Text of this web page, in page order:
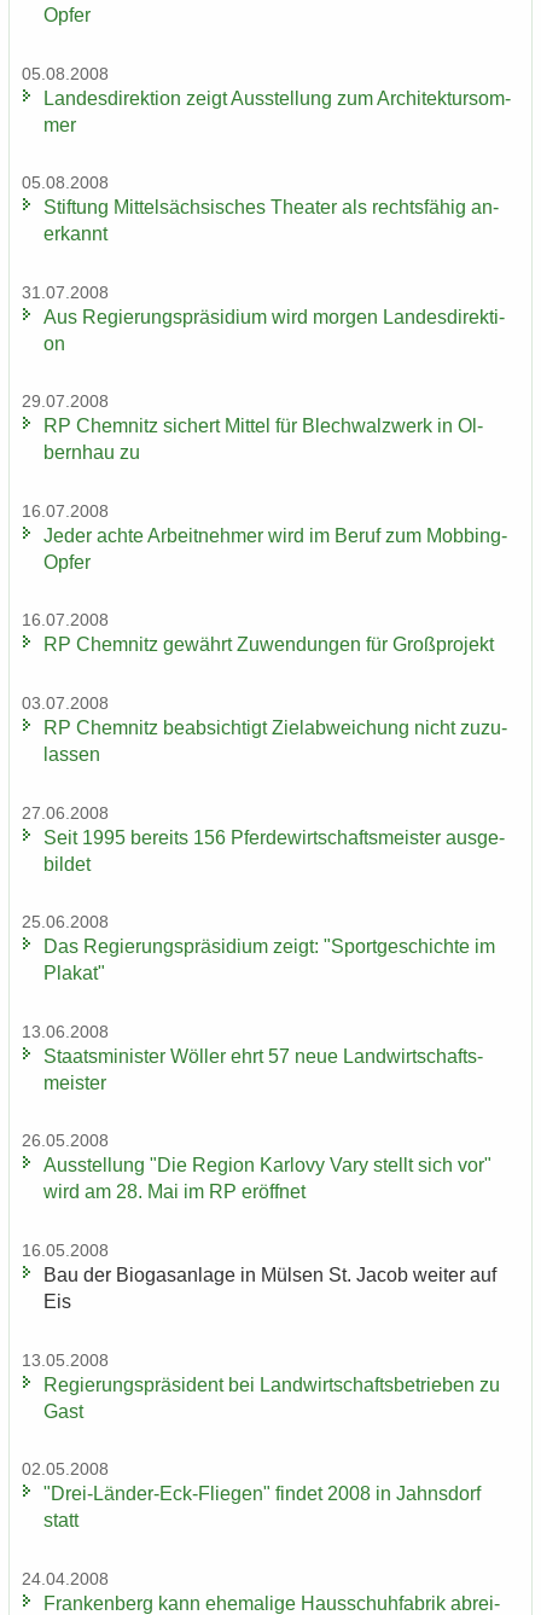
Opfer
05.08.2008
Lan­des­di­rek­ti­on zeigt Aus­stel­lung zum Ar­chi­tek­tur­som­
mer
05.08.2008
Stif­tung Mit­tel­säch­si­sches Thea­ter als rechts­fä­hig an­
er­kannt
31.07.2008
Aus Re­gie­rungs­prä­si­di­um wird mor­gen Lan­des­di­rek­ti­
on
29.07.2008
RP Chem­nitz si­chert Mit­tel für Blech­walz­werk in Ol­
bern­hau zu
16.07.2008
Jeder achte Ar­beit­neh­mer wird im Beruf zum Mobbing-​
Opfer
16.07.2008
RP Chem­nitz ge­währt Zu­wen­dun­gen für Groß­pro­jekt
03.07.2008
RP Chem­nitz be­ab­sich­tigt Ziel­ab­wei­chung nicht zu­zu­
las­sen
27.06.2008
Seit 1995 be­reits 156 Pfer­de­wirt­schafts­meis­ter aus­ge­
bil­det
25.06.2008
Das Re­gie­rungs­prä­si­di­um zeigt: "Sport­ge­schich­te im
Pla­kat"
13.06.2008
Staats­mi­nis­ter Wöl­ler ehrt 57 neue Land­wirt­schafts­
meis­ter
26.05.2008
Aus­stel­lung "Die Re­gi­on Kar­lo­vy Vary stellt sich vor"
wird am 28. Mai im RP er­öff­net
16.05.2008
Bau der Bio­gas­an­la­ge in Mül­sen St. Jacob wei­ter auf
Eis
13.05.2008
Re­gie­rungs­prä­si­dent bei Land­wirt­schafts­be­trie­ben zu
Gast
02.05.2008
"Drei-​Länder-Eck-Fliegen" fin­det 2008 in Jahns­dorf
statt
24.04.2008
Fran­ken­berg kann ehe­ma­li­ge Haus­schuh­fa­brik ab­rei­